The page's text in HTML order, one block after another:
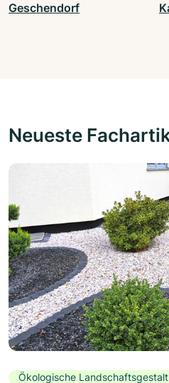
Geschendorf
Neueste
Ökologische